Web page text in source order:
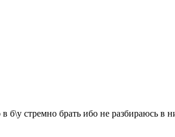
стремно брать ибо не разбираюсь в